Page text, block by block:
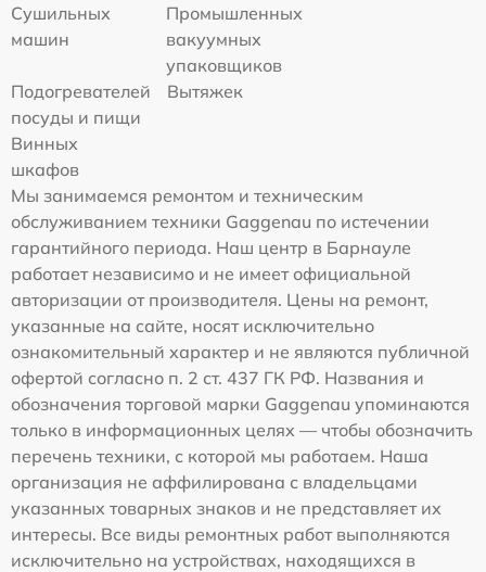
Сушильных
машин
Промышленных
вакуумных
упаковщиков
Подогревателей
посуды и пищи
Вытяжек
Винных
шкафов
Мы занимаемся ремонтом и техническим
обслуживанием техники Gaggenau по истечении
гарантийного периода. Наш центр в Барнауле
работает независимо и не имеет официальной
авторизации от производителя. Цены на ремонт,
указанные на сайте, носят исключительно
ознакомительный характер и не являются публичной
офертой согласно п. 2 ст. 437 ГК РФ. Названия и
обозначения торговой марки Gaggenau упоминаются
только в информационных целях — чтобы обозначить
перечень техники, с которой мы работаем. Наша
организация не аффилирована с владельцами
указанных товарных знаков и не представляет их
интересы. Все виды ремонтных работ выполняются
исключительно на устройствах, находящихся в